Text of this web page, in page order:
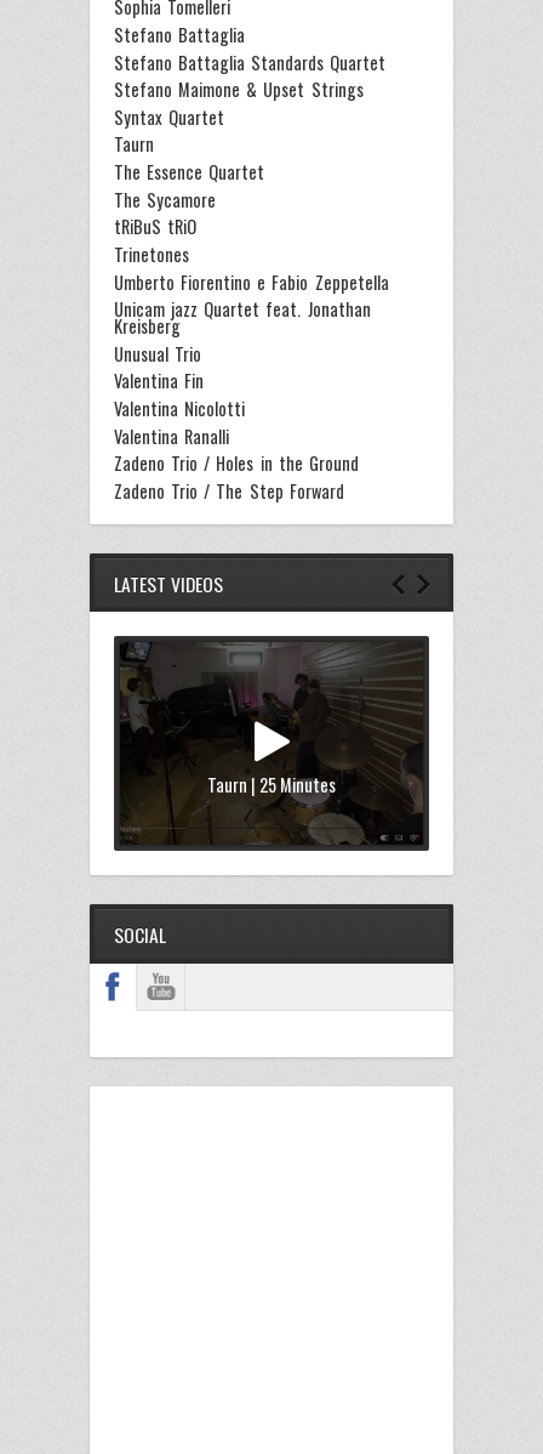
Sophia Tomelleri
Stefano Battaglia
Stefano Battaglia Standards Quartet
Stefano Maimone & Upset Strings
Syntax Quartet
Taurn
The Essence Quartet
The Sycamore
tRiBuS tRiO
Trinetones
Umberto Fiorentino e Fabio Zeppetella
Unicam jazz Quartet feat. Jonathan
Kreisberg
Unusual Trio
Valentina Fin
Valentina Nicolotti
Valentina Ranalli
Zadeno Trio / Holes in the Ground
Zadeno Trio / The Step Forward
LATEST VIDEOS
Taurn | 25 Minutes
SOCIAL